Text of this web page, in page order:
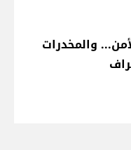
والمخدرات